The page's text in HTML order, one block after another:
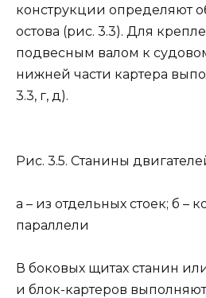
конструкции определяют
остова (рис. 3.3). Для
подвесным валом к
нижней части картера
3.3, г, д).
Рис. 3.5. Станины
а – из отдельных стоек; б –
параллели
В боковых щитах станин
и блок-картеров